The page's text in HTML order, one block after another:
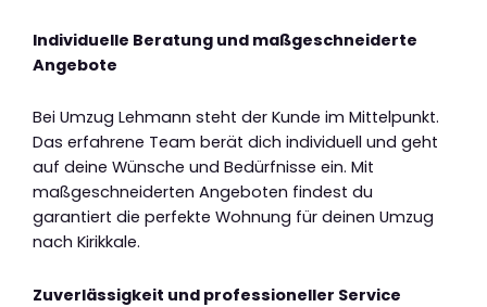
Individuelle Beratung und maßgeschneiderte
Angebote
Bei Umzug Lehmann steht der Kunde im Mittelpunkt.
Das erfahrene Team berät dich individuell und geht
auf deine Wünsche und Bedürfnisse ein. Mit
maßgeschneiderten Angeboten findest du
garantiert die perfekte Wohnung für deinen Umzug
nach Kirikkale.
Zuverlässigkeit und professioneller Service